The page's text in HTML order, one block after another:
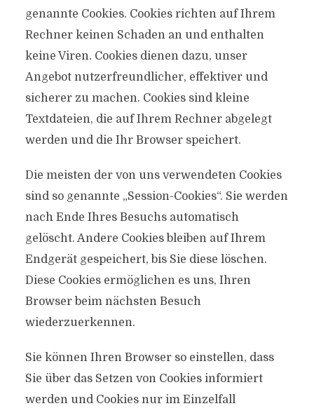
genannte Cookies. Cookies richten auf Ihrem
Rechner keinen Schaden an und enthalten
keine Viren. Cookies dienen dazu, unser
Angebot nutzerfreundlicher, effektiver und
sicherer zu machen. Cookies sind kleine
Textdateien, die auf Ihrem Rechner abgelegt
werden und die Ihr Browser speichert.
Die meisten der von uns verwendeten Cookies
sind so genannte „Session-Cookies“. Sie werden
nach Ende Ihres Besuchs automatisch
gelöscht. Andere Cookies bleiben auf Ihrem
Endgerät gespeichert, bis Sie diese löschen.
Diese Cookies ermöglichen es uns, Ihren
Browser beim nächsten Besuch
wiederzuerkennen.
Sie können Ihren Browser so einstellen, dass
Sie über das Setzen von Cookies informiert
werden und Cookies nur im Einzelfall